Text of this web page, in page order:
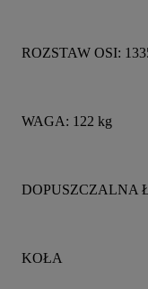
ROZSTAW OSI:
WAGA: 122 kg
DOPUSZCZALNA
KOŁA